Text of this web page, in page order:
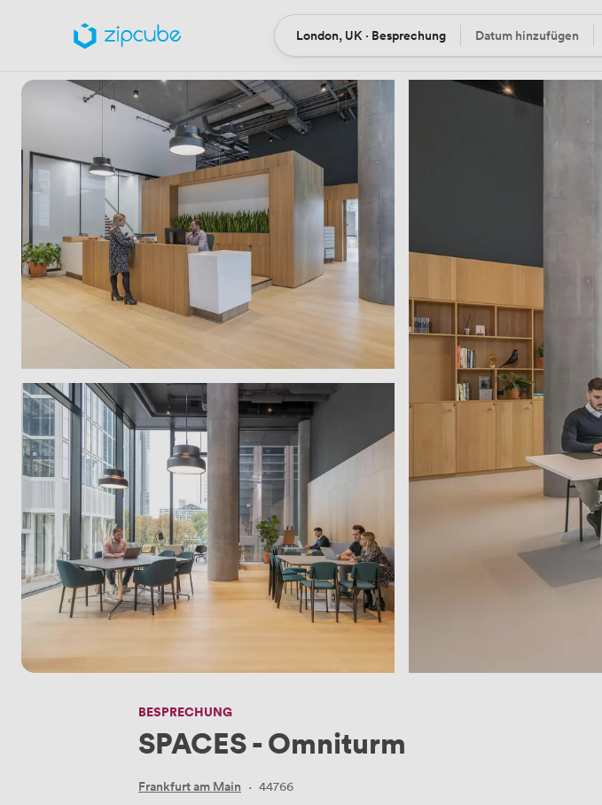
OrtLondon, UK · Besprechung Datum
Datum hinzufügen
BESPRECHUNG
SPACES - Omniturm
Frankfurt am Main · 44766